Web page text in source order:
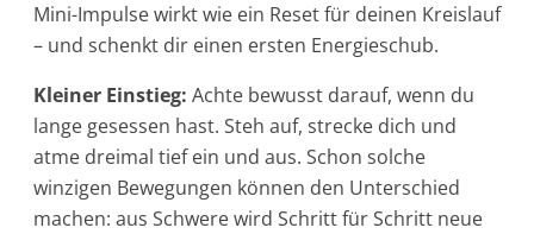
Mini-Impulse wirkt wie ein Reset für deinen Kreislauf
– und schenkt dir einen ersten Energieschub.
Kleiner Einstieg: Achte bewusst darauf, wenn du
lange gesessen hast. Steh auf, strecke dich und
atme dreimal tief ein und aus. Schon solche
winzigen Bewegungen können den Unterschied
machen: aus Schwere wird Schritt für Schritt neue